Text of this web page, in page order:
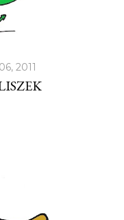
2011